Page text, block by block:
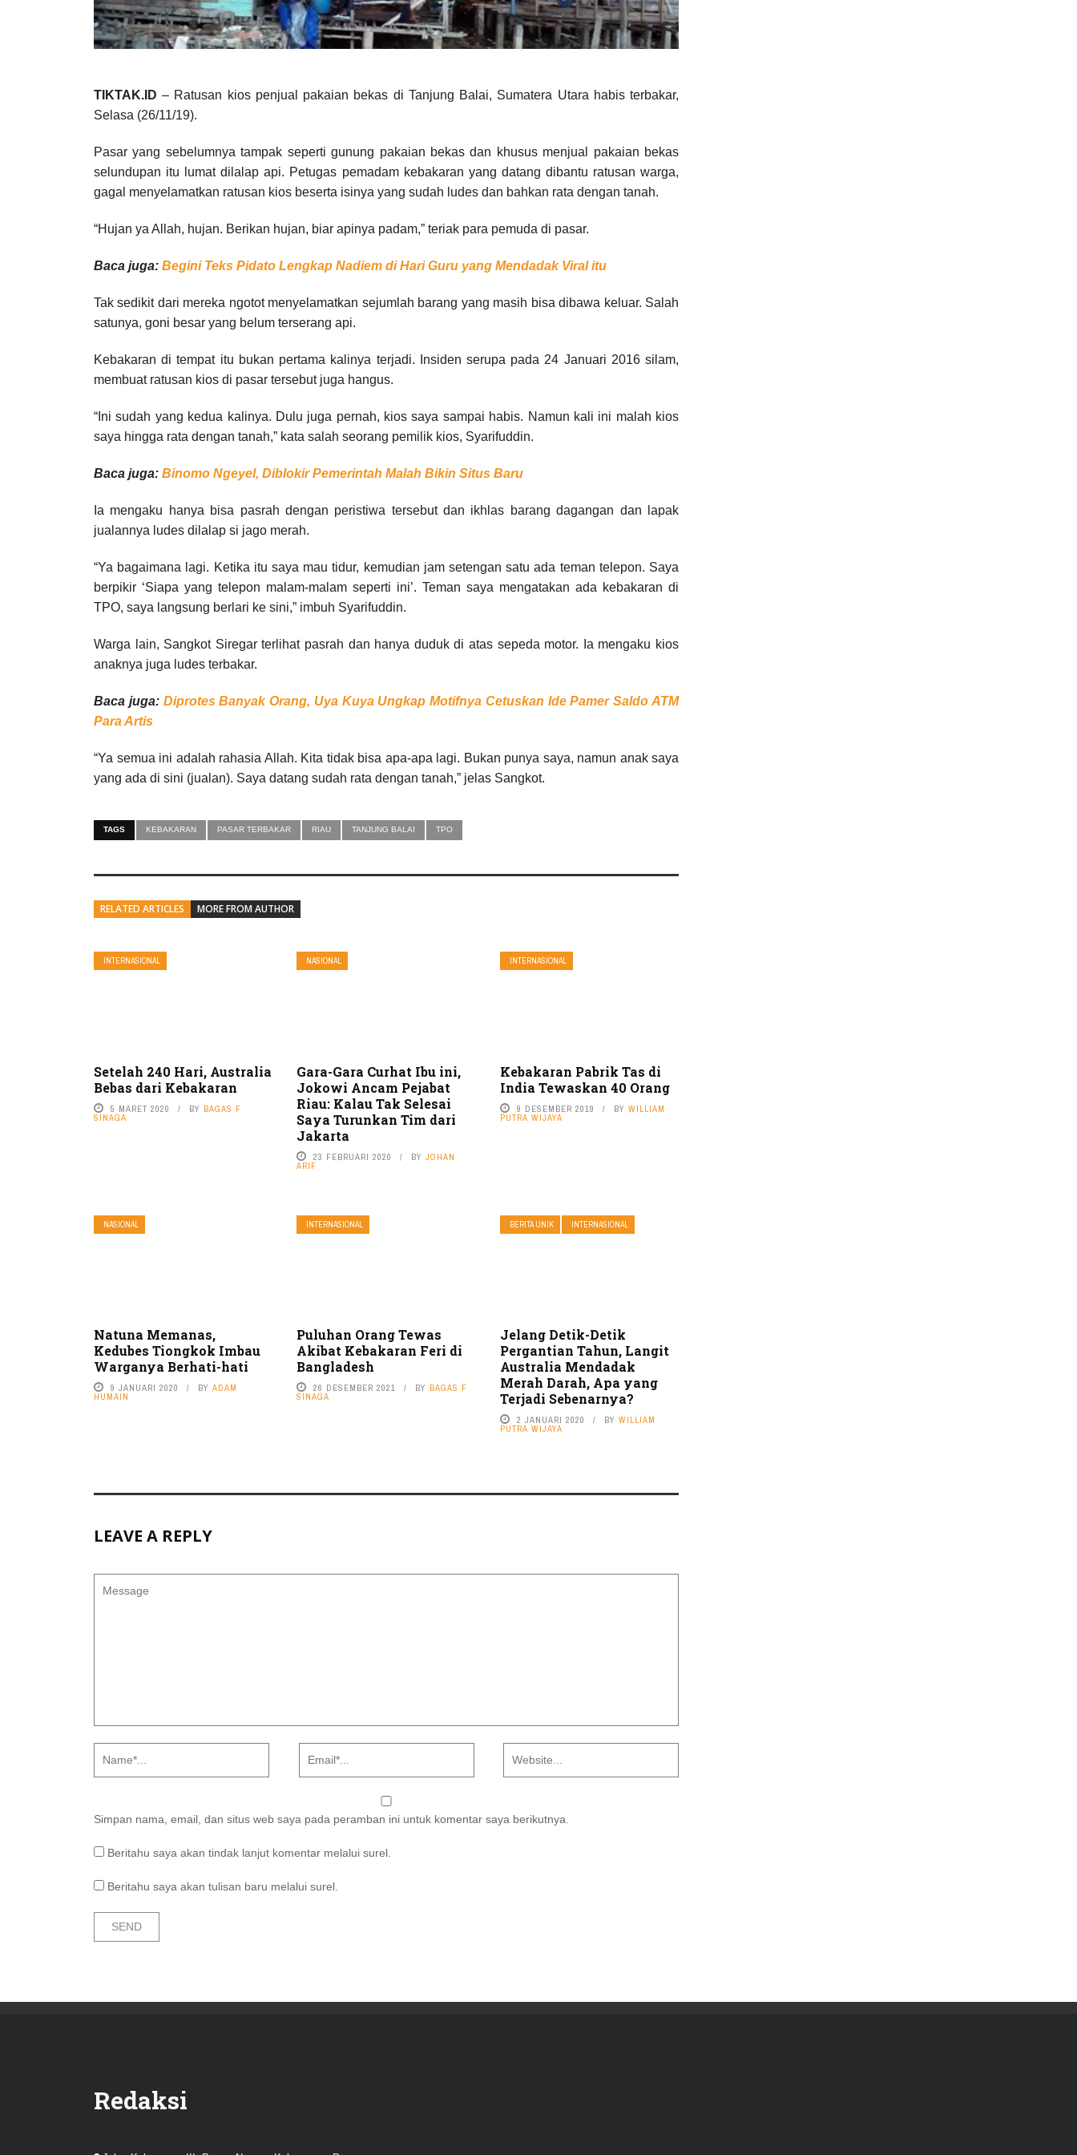
TIKTAK.ID – Ratusan kios penjual pakaian bekas di Tanjung Balai, Sumatera Utara habis terbakar,
Selasa (26/11/19).
Pasar yang sebelumnya tampak seperti gunung pakaian bekas dan khusus menjual pakaian bekas
selundupan itu lumat dilalap api. Petugas pemadam kebakaran yang datang dibantu ratusan warga,
gagal menyelamatkan ratusan kios beserta isinya yang sudah ludes dan bahkan rata dengan tanah.
“Hujan ya Allah, hujan. Berikan hujan, biar apinya padam,” teriak para pemuda di pasar.
Baca juga: Begini Teks Pidato Lengkap Nadiem di Hari Guru yang Mendadak Viral itu
Tak sedikit dari mereka ngotot menyelamatkan sejumlah barang yang masih bisa dibawa keluar. Salah
satunya, goni besar yang belum terserang api.
Kebakaran di tempat itu bukan pertama kalinya terjadi. Insiden serupa pada 24 Januari 2016 silam,
membuat ratusan kios di pasar tersebut juga hangus.
“Ini sudah yang kedua kalinya. Dulu juga pernah, kios saya sampai habis. Namun kali ini malah kios
saya hingga rata dengan tanah,” kata salah seorang pemilik kios, Syarifuddin.
Baca juga: Binomo Ngeyel, Diblokir Pemerintah Malah Bikin Situs Baru
Ia mengaku hanya bisa pasrah dengan peristiwa tersebut dan ikhlas barang dagangan dan lapak
jualannya ludes dilalap si jago merah.
“Ya bagaimana lagi. Ketika itu saya mau tidur, kemudian jam setengan satu ada teman telepon. Saya
berpikir ‘Siapa yang telepon malam-malam seperti ini’. Teman saya mengatakan ada kebakaran di
TPO, saya langsung berlari ke sini,” imbuh Syarifuddin.
Warga lain, Sangkot Siregar terlihat pasrah dan hanya duduk di atas sepeda motor. Ia mengaku kios
anaknya juga ludes terbakar.
Baca juga: Diprotes Banyak Orang, Uya Kuya Ungkap Motifnya Cetuskan Ide Pamer Saldo ATM
Para Artis
“Ya semua ini adalah rahasia Allah. Kita tidak bisa apa-apa lagi. Bukan punya saya, namun anak saya
yang ada di sini (jualan). Saya datang sudah rata dengan tanah,” jelas Sangkot.
TAGS KEBAKARAN PASAR TERBAKAR RIAU TANJUNG BALAI TPO
RELATED ARTICLES MORE FROM AUTHOR
INTERNASIONAL
Setelah 240 Hari, Australia
Bebas dari Kebakaran
5 MARET 2020 BY BAGAS F
SINAGA
NASIONAL
Gara-Gara Curhat Ibu ini,
Jokowi Ancam Pejabat
Riau: Kalau Tak Selesai
Saya Turunkan Tim dari
Jakarta
23 FEBRUARI 2020 BYJOHAN
ARIF
INTERNASIONAL
Kebakaran Pabrik Tas di
India Tewaskan 40 Orang
9 DESEMBER 2019 BY WILLIAM
PUTRA WIJAYA
NASIONAL
Natuna Memanas,
Kedubes Tiongkok Imbau
Warganya Berhati-hati
9 JANUARI 2020 BY ADAM
HUMAIN
INTERNASIONAL
Puluhan Orang Tewas
Akibat Kebakaran Feri di
Bangladesh
26 DESEMBER 2021 BY BAGAS F
SINAGA
BERITA UNIK INTERNASIONAL
Jelang Detik-Detik
Pergantian Tahun, Langit
Australia Mendadak
Merah Darah, Apa yang
Terjadi Sebenarnya?
2 JANUARI 2020 BY WILLIAM
PUTRA WIJAYA
LEAVE A REPLY
Simpan nama, email, dan situs web saya pada peramban ini untuk komentar saya berikutnya.
Beritahu saya akan tindak lanjut komentar melalui surel.
Beritahu saya akan tulisan baru melalui surel.
Redaksi